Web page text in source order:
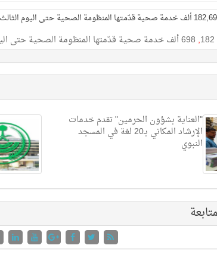
, 698 ألف خدمة صحية قدّمتها المنظومة الصحية حتى اليوم الثالث من ذي الحجة
"العناية بشؤون الحرمين" تقدم خدمات
الإرشاد المكاني بـ20 لغة في المسجد
النبوي